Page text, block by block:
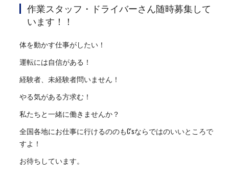
作業スタッフ・ドライバーさん随時募集して
います！！
体を動かす仕事がしたい！
運転には自信がある！
経験者、未経験者問いません！
やる気がある方求む！
私たちと一緒に働きませんか？
全国各地にお仕事に行けるののもC'sならではのいいところで
すよ！
お待ちしています。